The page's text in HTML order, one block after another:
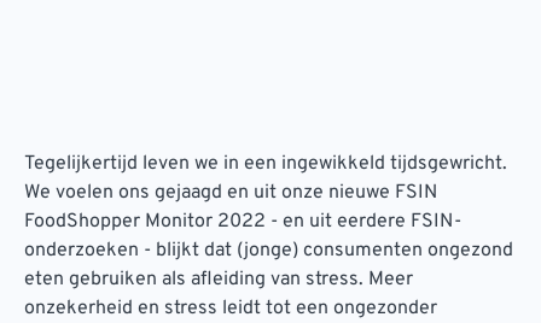
Tegelijkertijd leven we in een ingewikkeld tijdsgewricht.
We voelen ons gejaagd en uit onze nieuwe FSIN
FoodShopper Monitor 2022 - en uit eerdere FSIN-
onderzoeken - blijkt dat (jonge) consumenten ongezond
eten gebruiken als afleiding van stress. Meer
onzekerheid en stress leidt tot een ongezonder